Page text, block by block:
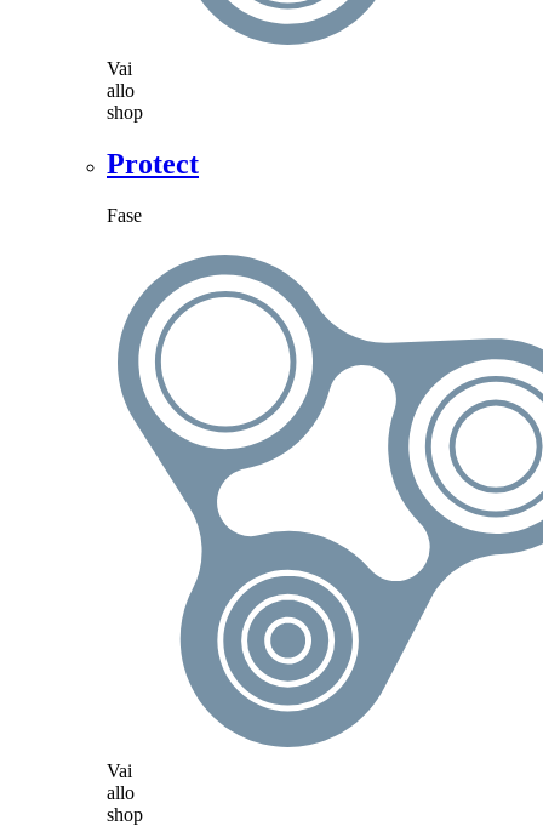
Vai
allo
shop
Protect
Fase
Vai
allo
shop